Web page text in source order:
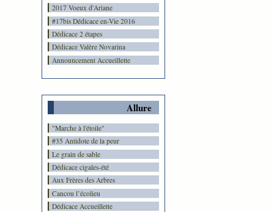
2017 Voeux d'Ariane
#17bis Dédicace en-Vie 2016
Dédicace 2 étapes
Dédicace Valère Novarina
Announcement Accueillette
Allure
"Marche à l'étoile"
#35 Antidote de la peur
Le grain de sable
Dédicace cigales-été
Aux Frères des Arbres
Cancou l’écolieu
Dédicace Accueillette